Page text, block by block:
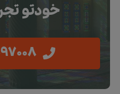
خودتو